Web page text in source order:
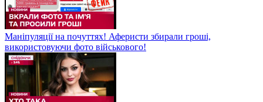
Маніпуляції на почуттях! Аферисти збирали гроші,
використовуючи фото військового!